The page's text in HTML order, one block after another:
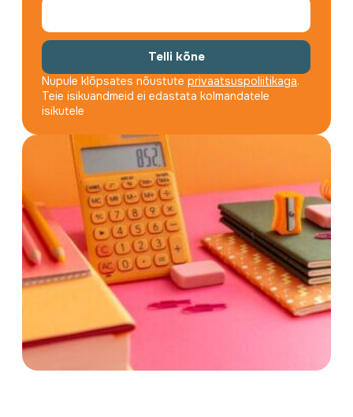
Telli kõne
Nupule klõpsates nõustute privaatsuspoliitikaga.
Teie isikuandmeid ei edastata kolmandatele
isikutele